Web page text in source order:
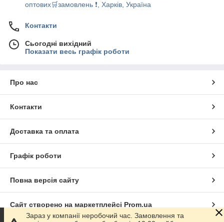
оптових🛒замовлень ❗, Харків, Україна
Контакти
Сьогодні вихідний
Показати весь графік роботи
Про нас
Контакти
Доставка та оплата
Графік роботи
Повна версія сайту
Сайт створено на маркетплейсі Prom.ua
Зараз у компанії неробочий час. Замовлення та